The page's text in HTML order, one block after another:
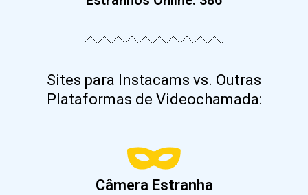
Sites para Instacams vs. Outras
Plataformas de Videochamada:
Câmera Estranha